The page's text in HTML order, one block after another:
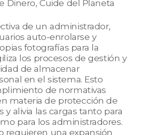
Dinero, Cuide del Planeta
de un administrador,
auto-enrolarse y
fotografías para la
los procesos de gestión y
de almacenar
en el sistema. Esto
de normativas
materia de protección de
y alivia las cargas tanto para
para los administradores.
requieren una expansión